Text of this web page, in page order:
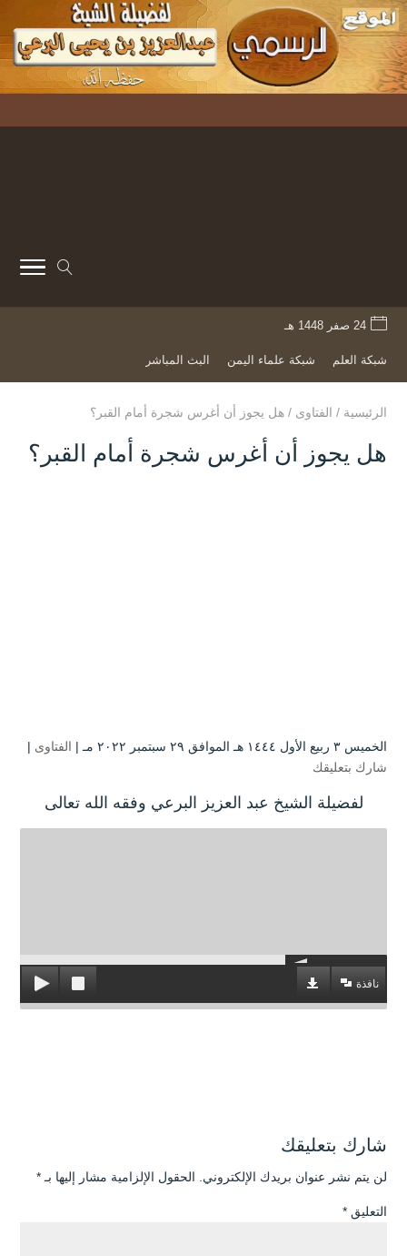
24 صفر 1448 هـ
شبكة العلم شبكة علماء اليمن البث المباشر
الرئيسية / الفتاوى / هل يجوز أن أغرس شجرة أمام القبر؟
هل يجوز أن أغرس شجرة أمام القبر؟
الخميس ۳ ربيع الأول ۱٤٤٤ هـ الموافق ۲۹ سبتمبر ۲۰۲۲ مـ | الفتاوى |
شارك بتعليقك
لفضيلة الشيخ عبد العزيز البرعي وفقه الله تعالى
نافذة
شارك بتعليقك
لن يتم نشر عنوان بريدك الإلكتروني. الحقول الإلزامية مشار إليها بـ *
التعليق *